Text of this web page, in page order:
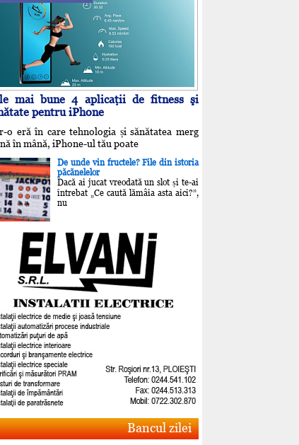
mai bune 4 aplicaţii de fitness şi
pentru iPhone
o eră în care tehnologia și sănătatea merg
în mână, iPhone-ul tău poate
De unde vin fructele? File din istoria
păcănelelor
Dacă ai jucat vreodată un slot și te-ai
întrebat „Ce caută lămâia asta aici?”,
nu
Bancul zilei